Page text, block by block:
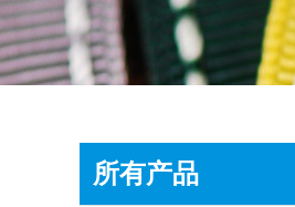
所有产品